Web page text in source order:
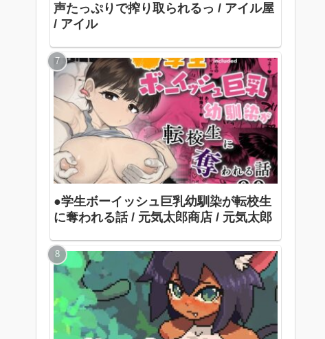
声たっぷりで搾り取られるっ / アイル屋
/ アイル
●学生ボーイッシュ巨乳幼馴染が転校生
に奪われる話 / 元気太郎商店 / 元気太郎